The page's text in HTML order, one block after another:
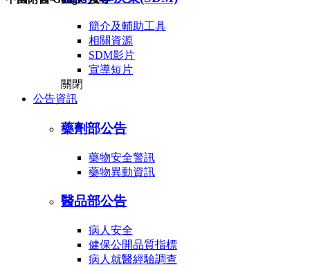
簡介及輔助工具
相關資源
SDM影片
宣導短片
關閉
公告資訊
藥劑部公告
藥物安全警訊
藥物異動資訊
醫品部公告
病人安全
健保公開品質指標
病人就醫經驗調查